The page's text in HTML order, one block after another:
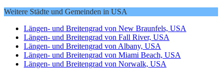
Weitere Städte und Gemeinden in USA
Längen- und Breitengrad von New Braunfels, USA
Längen- und Breitengrad von Fall River, USA
Längen- und Breitengrad von Albany, USA
Längen- und Breitengrad von Miami Beach, USA
Längen- und Breitengrad von Norwalk, USA